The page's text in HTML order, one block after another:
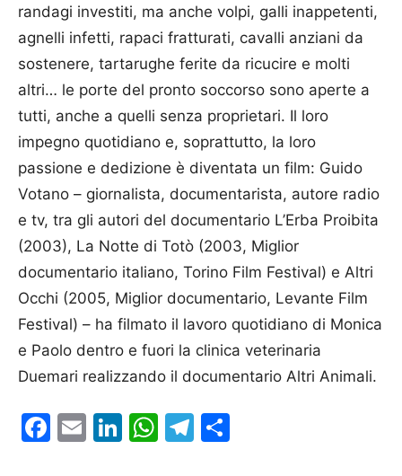
randagi investiti, ma anche volpi, galli inappetenti,
agnelli infetti, rapaci fratturati, cavalli anziani da
sostenere, tartarughe ferite da ricucire e molti
altri… le porte del pronto soccorso sono aperte a
tutti, anche a quelli senza proprietari. Il loro
impegno quotidiano e, soprattutto, la loro
passione e dedizione è diventata un film: Guido
Votano – giornalista, documentarista, autore radio
e tv, tra gli autori del documentario L’Erba Proibita
(2003), La Notte di Totò (2003, Miglior
documentario italiano, Torino Film Festival) e Altri
Occhi (2005, Miglior documentario, Levante Film
Festival) – ha filmato il lavoro quotidiano di Monica
e Paolo dentro e fuori la clinica veterinaria
Duemari realizzando il documentario Altri Animali.
Facebook
EmailLinkedIn
WhatsApp
Telegram